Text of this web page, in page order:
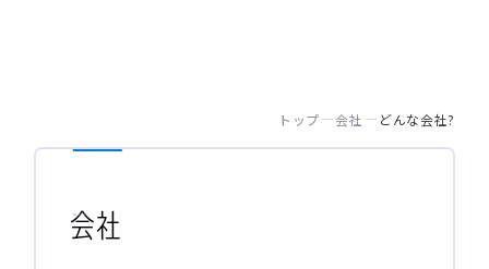
トップ 会社 どんな会社?
会社